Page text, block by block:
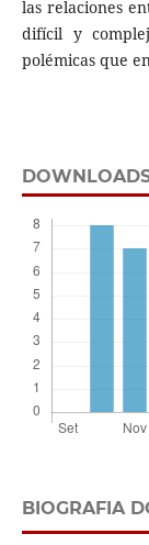
las relaciones
difícil y
polémicas que
BIOGRAFIA